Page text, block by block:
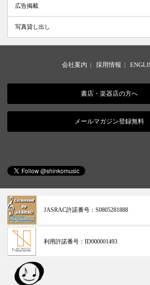
広告掲載
写真貸し出し
会社案内 | 採用情報 |
書店・楽器店の方へ
メールマガジン登録無料
JASRAC許諾番号： S0805281888
利用許諾番号： ID000001493